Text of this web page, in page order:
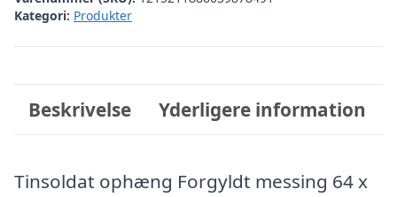
Kategori: Produkter
Beskrivelse Yderligere information
Tinsoldat ophæng Forgyldt messing 64 x